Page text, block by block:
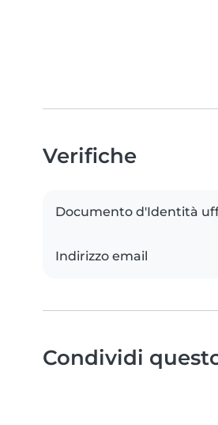
Verifiche
Documento d'Identità
Indirizzo email
Condividi